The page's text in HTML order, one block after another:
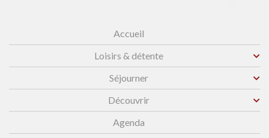
Accueil
Loisirs & détente
Séjourner
Découvrir
Agenda